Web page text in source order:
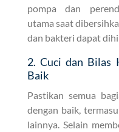
pompa dan
utama saat
dan bakteri dapat
2. Cuci dan Bilas
Baik
Pastikan semua
dengan baik,
lainnya. Selain